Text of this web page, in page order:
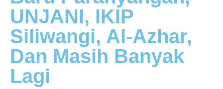
UNJANI, IKIP
Siliwangi, Al-Azhar,
Dan Masih Banyak
Lagi